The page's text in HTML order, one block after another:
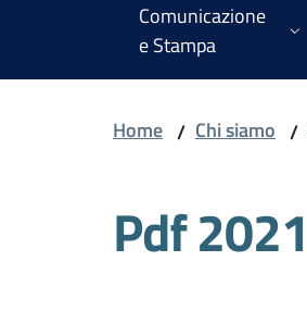
Comunicazione
e Stampa
Home / Chi siamo /
Pdf 2021